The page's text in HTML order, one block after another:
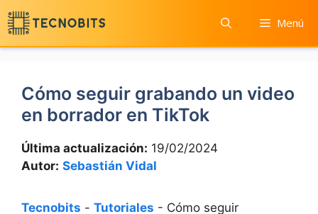
Saltar
al
contenido
Menú
Cómo seguir grabando un video
en borrador en TikTok
Última actualización: 19/02/2024
Autor: Sebastián Vidal
Tecnobits - Tutoriales - Cómo seguir